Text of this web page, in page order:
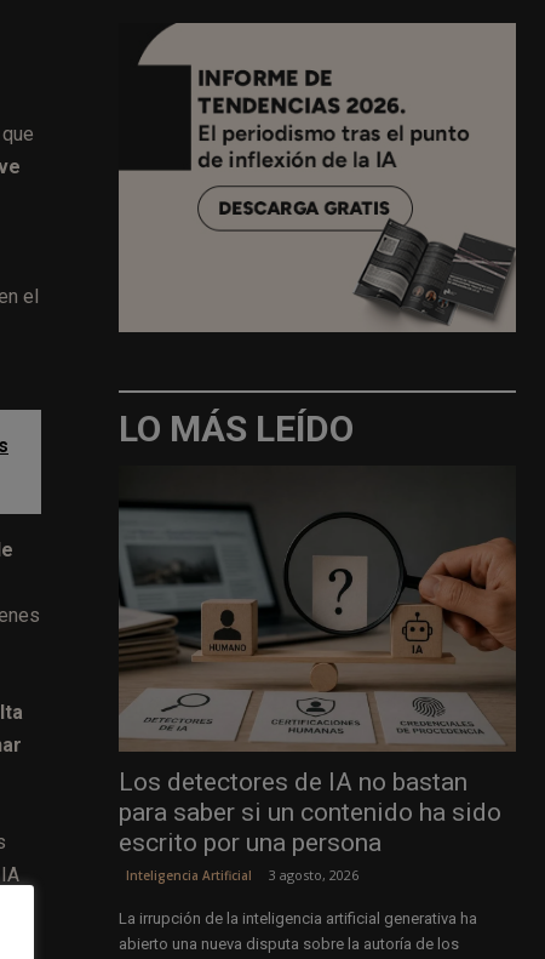
el
LO MÁS LEÍDO
Los detectores de IA no bastan
para saber si un contenido ha sido
escrito por una persona
Inteligencia Artificial 3 agosto, 2026
La irrupción de la inteligencia artificial generativa ha
abierto una nueva disputa sobre la autoría de los